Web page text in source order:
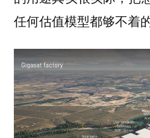
任何估值模型都够不着